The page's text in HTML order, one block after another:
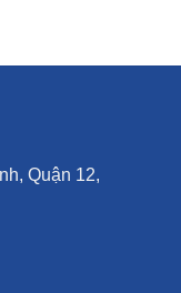
Quận 12,